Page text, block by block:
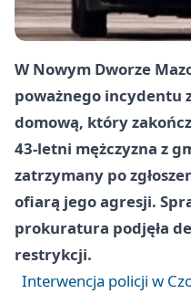
W Nowym Dworze
poważnego incydentu
domową, który
43-letni mężczyzna z
zatrzymany po
ofiarą jego agresji.
prokuratura podjęła
restrykcji.
Interwencja policji w